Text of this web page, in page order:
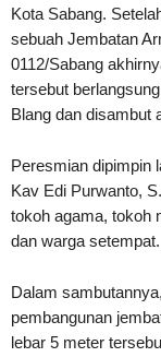
Kota Sabang.
sebuah Jembatan
0112/Sabang
tersebut
Blang dan disambut
Peresmian dipimpin
Kav Edi Purwanto,
tokoh agama, tokoh
dan warga setempat.
Dalam
pembangunan
lebar 5 meter